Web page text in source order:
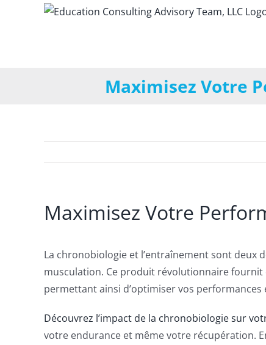
Maximisez Votre
Maximisez Votre
La chronobiologie et l’entraînement sont
musculation. Ce produit révolutionnaire fournit
permettant ainsi d’optimiser vos
Découvrez l’impact de la chronobiologie sur
votre endurance et même votre récupération.